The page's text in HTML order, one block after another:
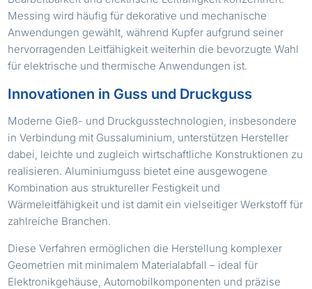
Messing wird häufig für dekorative und mechanische
Anwendungen gewählt, während Kupfer aufgrund seiner
hervorragenden Leitfähigkeit weiterhin die bevorzugte Wahl
für elektrische und thermische Anwendungen ist.
Innovationen in Guss und Druckguss
Moderne Gieß- und Druckgusstechnologien, insbesondere
in Verbindung mit Gussaluminium, unterstützen Hersteller
dabei, leichte und zugleich wirtschaftliche Konstruktionen zu
realisieren. Aluminiumguss bietet eine ausgewogene
Kombination aus struktureller Festigkeit und
Wärmeleitfähigkeit und ist damit ein vielseitiger Werkstoff für
zahlreiche Branchen.
Diese Verfahren ermöglichen die Herstellung komplexer
Geometrien mit minimalem Materialabfall – ideal für
Elektronikgehäuse, Automobilkomponenten und präzise